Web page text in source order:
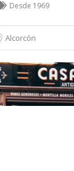
Desde 1969
Alcorcón